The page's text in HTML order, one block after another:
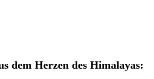
dem Herzen des Himalayas: